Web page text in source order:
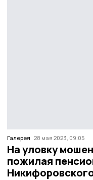
Галерея 28 мая 2023, 09:05
На уловку
пожилая